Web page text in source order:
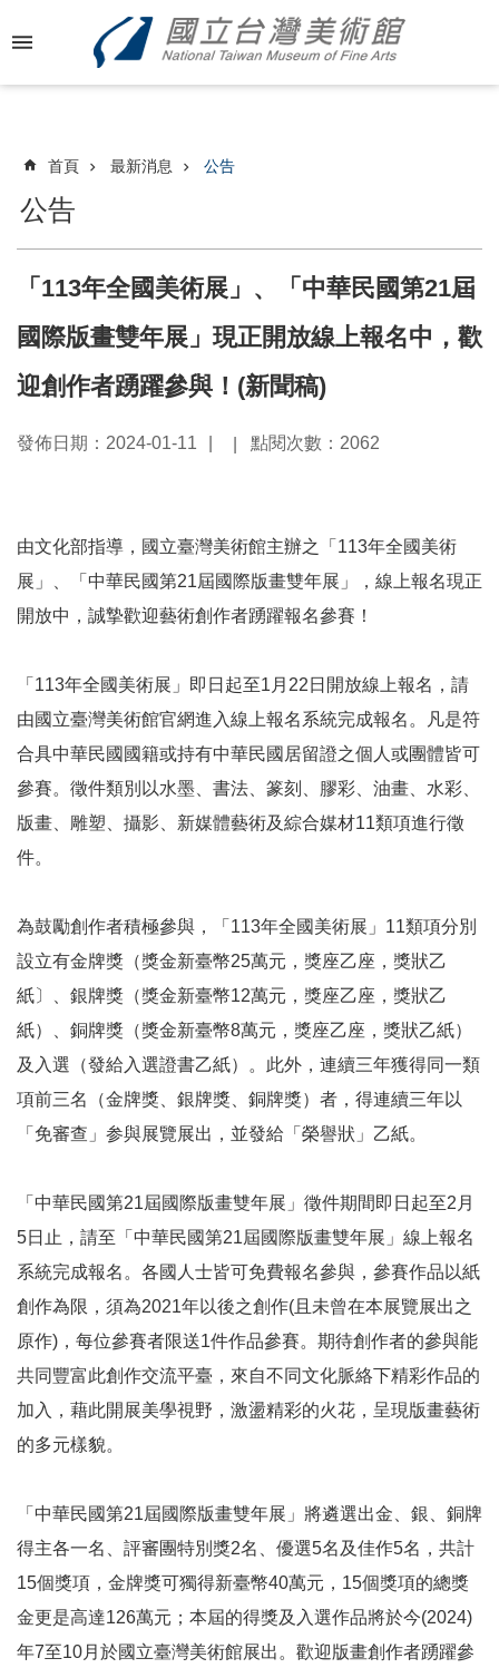
跳到主要內容區塊
階
消
關
國
美
觀
展
典
藏
出
版
活
圖
書
上
資
源
性
平
等
兒
購
物
E
n
g
l
i
s
h
首頁 最新消息 公告
公告
「113年全國美術展」、「中華民國第21屆
國際版畫雙年展」現正開放線上報名中，歡
迎創作者踴躍參與！(新聞稿)
發佈日期：2024-01-11 點閱次數：2062
由文化部指導，國立臺灣美術館主辦之「113年全國美術
展」、「中華民國第21屆國際版畫雙年展」，線上報名現正
開放中，誠摯歡迎藝術創作者踴躍報名參賽！
「113年全國美術展」即日起至1月22日開放線上報名，請
由國立臺灣美術館官網進入線上報名系統完成報名。凡是符
合具中華民國國籍或持有中華民國居留證之個人或團體皆可
參賽。徵件類別以水墨、書法、篆刻、膠彩、油畫、水彩、
版畫、雕塑、攝影、新媒體藝術及綜合媒材11類項進行徵
件。
為鼓勵創作者積極參與，「113年全國美術展」11類項分別
設立有金牌獎（獎金新臺幣25萬元，獎座乙座，獎狀乙
紙〕、銀牌獎（獎金新臺幣12萬元，獎座乙座，獎狀乙
紙）、銅牌獎（獎金新臺幣8萬元，獎座乙座，獎狀乙紙）
及入選（發給入選證書乙紙）。此外，連續三年獲得同一類
項前三名（金牌獎、銀牌獎、銅牌獎）者，得連續三年以
「免審查」参與展覽展出，並發給「榮譽狀」乙紙。
「中華民國第21屆國際版畫雙年展」徵件期間即日起至2月
5日止，請至 「中華民國第21屆國際版畫雙年展」線上報名
系統完成報名。各國人士皆可免費報名參與，參賽作品以紙
創作為限，須為2021年以後之創作(且未曾在本展覽展出之
原作)，每位參賽者限送1件作品參賽。期待創作者的參與能
共同豐富此創作交流平臺，來自不同文化脈絡下精彩作品的
加入，藉此開展美學視野，激盪精彩的火花，呈現版畫藝術
的多元樣貌。
「中華民國第21屆國際版畫雙年展」將遴選出金、銀、銅牌
得主各一名、評審團特別獎2名、優選5名及佳作5名，共計
15個獎項，金牌獎可獨得新臺幣40萬元，15個獎項的總獎
金更是高達126萬元；本屆的得獎及入選作品將於今(2024)
年7至10月於國立臺灣美術館展出。歡迎版畫創作者踴躍參